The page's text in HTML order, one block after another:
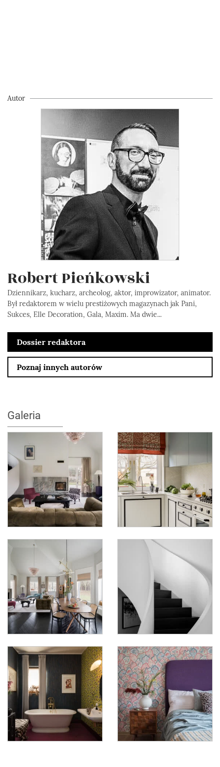
Autor
Robert Pieńkowski
Dziennikarz, kucharz, archeolog, aktor, improwizator, animator.
Był redaktorem w wielu prestiżowych magazynach jak Pani,
Sukces, Elle Decoration, Gala, Maxim. Ma dwie...
Dossier redaktora
Poznaj innych autorów
Galeria